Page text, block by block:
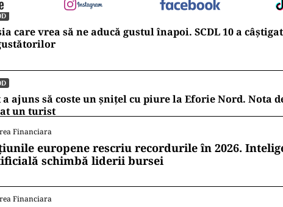
care vrea să ne aducă gustul înapoi. SCDL 10 a
a ajuns să coste un șnițel cu piure la Eforie Nord. Nota
un turist
Financiara
europene rescriu recordurile în 2026.
schimbă liderii bursei
Financiara